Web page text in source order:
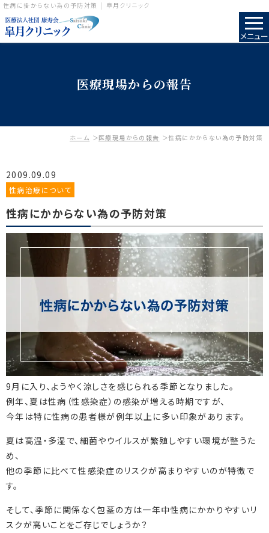
性病に掛からない為の予防対策 | 皐月クリニック
メニュー
医療現場からの報告
ホーム 医療現場からの報告 性病にかからない為の予防対策
2009.09.09
性病治療について
性病にかからない為の予防対策
9月に入り、ようやく涼しさを感じられる季節となりました。
例年、夏は性病（性感染症）の感染が増える時期ですが、
今年は特に性病の患者様が例年以上に多い印象があります。
夏は高温・多湿で、細菌やウイルスが繁殖しやすい環境が整うた
め、
他の季節に比べて性感染症のリスクが高まりやすいのが特徴で
す。
そして、季節に関係なく包茎の方は一年中性病にかかりやすいリ
スクが高いことをご存じでしょうか？